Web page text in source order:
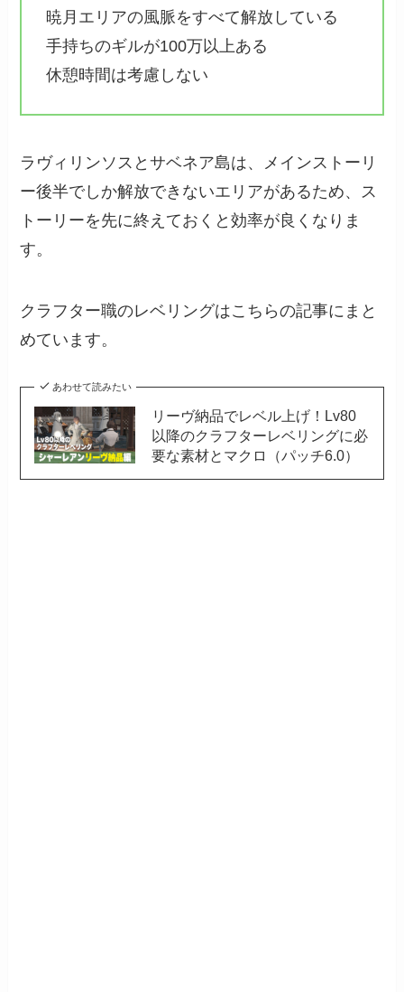
暁月エリアの風脈をすべて解放している
手持ちのギルが100万以上ある
休憩時間は考慮しない
ラヴィリンソスとサベネア島は、メインストーリ
ー後半でしか解放できないエリアがあるため、ス
トーリーを先に終えておくと効率が良くなりま
す。
クラフター職のレベリングはこちらの記事にまと
めています。
あわせて読みたい
リーヴ納品でレベル上げ！Lv80
以降のクラフターレベリングに必
要な素材とマクロ（パッチ6.0）